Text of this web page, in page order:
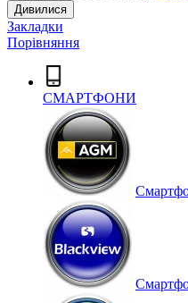
Дивилися
Закладки
Порівняння
СМАРТФОНИ